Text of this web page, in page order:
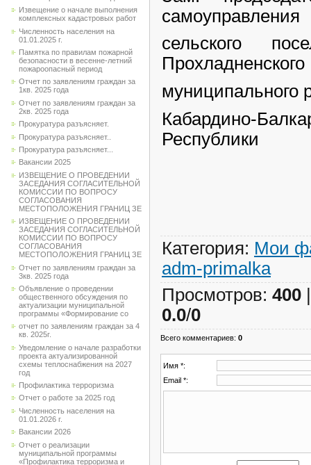
Извещение о начале выполнения
комплексных кадастровых работ
Численность населения на
01.01.2025 г.
Памятка по правилам пожарной
безопасности в весенне-летний
пожароопасный период
Отчет по заявлениям граждан за
1кв. 2025 года
Отчет по заявлениям граждан за
2кв. 2025 года
Прокуратура разъясняет.
Прокуратура разъясняет..
Прокуратура разъясняет...
Вакансии 2025
ИЗВЕЩЕНИЕ О ПРОВЕДЕНИИ
ЗАСЕДАНИЯ СОГЛАСИТЕЛЬНОЙ
КОМИССИИ ПО ВОПРОСУ
СОГЛАСОВАНИЯ
МЕСТОПОЛОЖЕНИЯ ГРАНИЦ ЗЕ
ИЗВЕЩЕНИЕ О ПРОВЕДЕНИИ
ЗАСЕДАНИЯ СОГЛАСИТЕЛЬНОЙ
КОМИССИИ ПО ВОПРОСУ
СОГЛАСОВАНИЯ
МЕСТОПОЛОЖЕНИЯ ГРАНИЦ ЗЕ
Отчет по заявлениям граждан за
3кв. 2025 года
Объявление о проведении
общественного обсуждения по
актуализации муниципальной
программы «Формирование со
отчет по заявлениям граждан за 4
кв. 2025г.
Уведомление о начале разработки
проекта актуализированной
схемы теплоснабжения на 2027
год
Профилактика терроризма
Отчет о работе за 2025 год
Численность населения на
01.01.2026 г.
Вакансии 2026
Отчет о реализации
муниципальной программы
«Профилактика терроризма и
самоуправления
сельского
Прохладненского
муниципального
Кабардино-
Категория: Мои
adm-primalka
Просмотров: 400
0.0/0
Всего комментариев: 0
Имя *:
Email *: